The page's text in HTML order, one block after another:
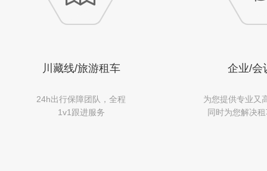
川藏线/旅游租车
24h出行保障团队，全程
1v1跟进服务
企业/会
为您提供专业又
同时为您解决